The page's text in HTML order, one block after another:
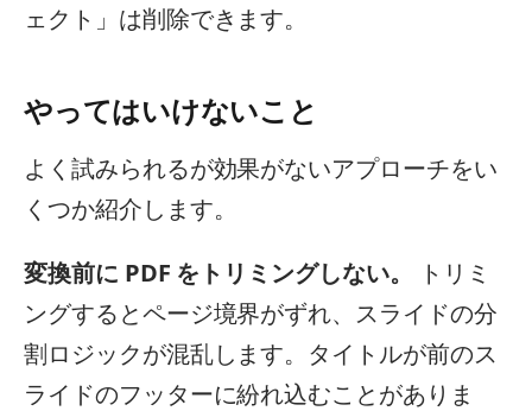
ェクト」は削除できます。
やってはいけないこと
よく試みられるが効果がないアプローチをい
くつか紹介します。
変換前に PDF をトリミングしない。
トリミ
ングするとページ境界がずれ、スライドの分
割ロジックが混乱します。タイトルが前のス
ライドのフッターに紛れ込むことがありま